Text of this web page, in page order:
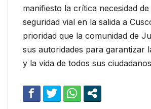
manifiesto la crítica necesidad
seguridad vial en la salida a
prioridad que la comunidad de
sus autoridades para garantizar
y la vida de todos sus